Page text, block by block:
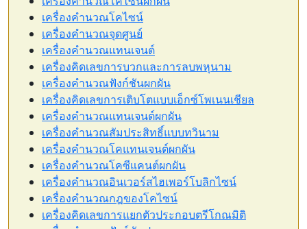
เครื่องคำนวณโคไซน์
เครื่องคำนวณจุดศูนย์
เครื่องคำนวณแทนเจนต์
เครื่องคิดเลขการบวกและการลบพหุนาม
เครื่องคำนวณฟังก์ชันผกผัน
เครื่องคิดเลขการเติบโตแบบเอ็กซ์โพเนนเชียล
เครื่องคำนวณแทนเจนต์ผกผัน
เครื่องคำนวณสัมประสิทธิ์แบบทวินาม
เครื่องคำนวณโคแทนเจนต์ผกผัน
เครื่องคำนวณโคซีแคนต์ผกผัน
เครื่องคำนวณอินเวอร์สไฮเพอร์โบลิกไซน์
เครื่องคำนวณกฎของโคไซน์
เครื่องคิดเลขการแยกตัวประกอบตรีโกณมิติ